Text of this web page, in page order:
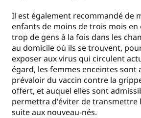
Il est également recommandé de
enfants de moins de trois mois
trop de gens à la fois dans les
au domicile où ils se trouvent,
exposer aux virus qui circulent
égard, les femmes enceintes sont
prévaloir du vaccin contre la
offert, et auquel elles sont
permettra d'éviter de transmettre
suite aux nouveau-nés.